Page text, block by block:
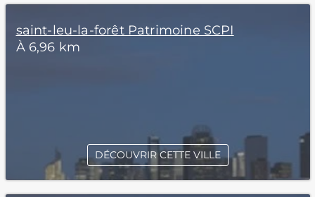
saint-leu-la-forêt Patrimoine SCPI
À 6,96 km
DÉCOUVRIR CETTE VILLE